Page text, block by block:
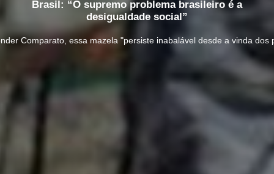
Brasil: “O supremo problema brasileiro é a
desigualdade social”
Comparato, essa mazela "persiste inabalável desde a vinda dos